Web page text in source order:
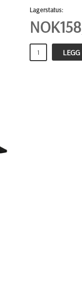
Lagerstatus:
NOK